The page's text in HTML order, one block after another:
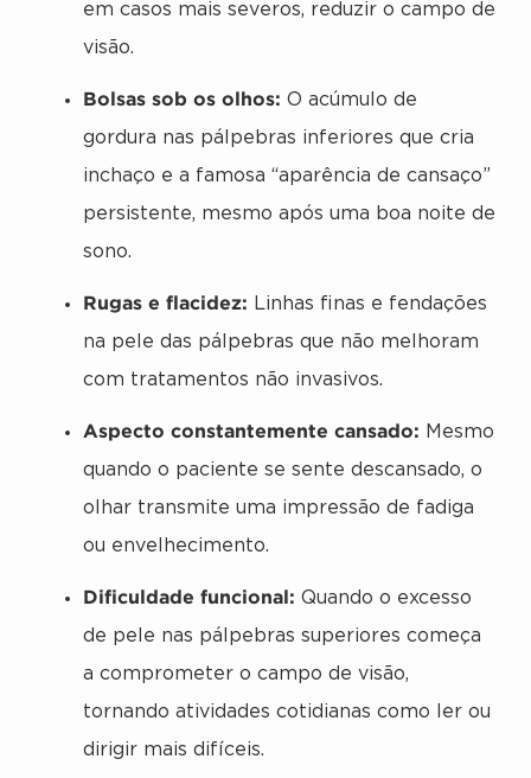
em casos mais severos, reduzir o campo de
visão.
Bolsas sob os olhos: O acúmulo de
gordura nas pálpebras inferiores que cria
inchaço e a famosa “aparência de cansaço”
persistente, mesmo após uma boa noite de
sono.
Rugas e flacidez: Linhas finas e fendações
na pele das pálpebras que não melhoram
com tratamentos não invasivos.
Aspecto constantemente cansado: Mesmo
quando o paciente se sente descansado, o
olhar transmite uma impressão de fadiga
ou envelhecimento.
Dificuldade funcional: Quando o excesso
de pele nas pálpebras superiores começa
a comprometer o campo de visão,
tornando atividades cotidianas como ler ou
dirigir mais difíceis.